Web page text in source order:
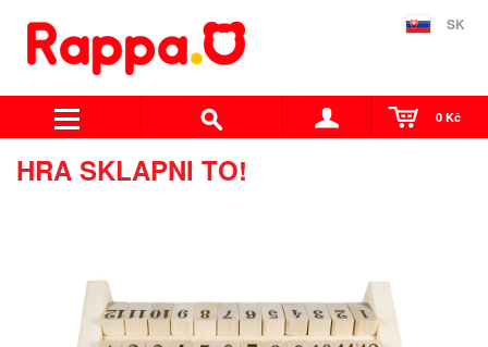
SK
0 Kč
HRA SKLAPNI TO!